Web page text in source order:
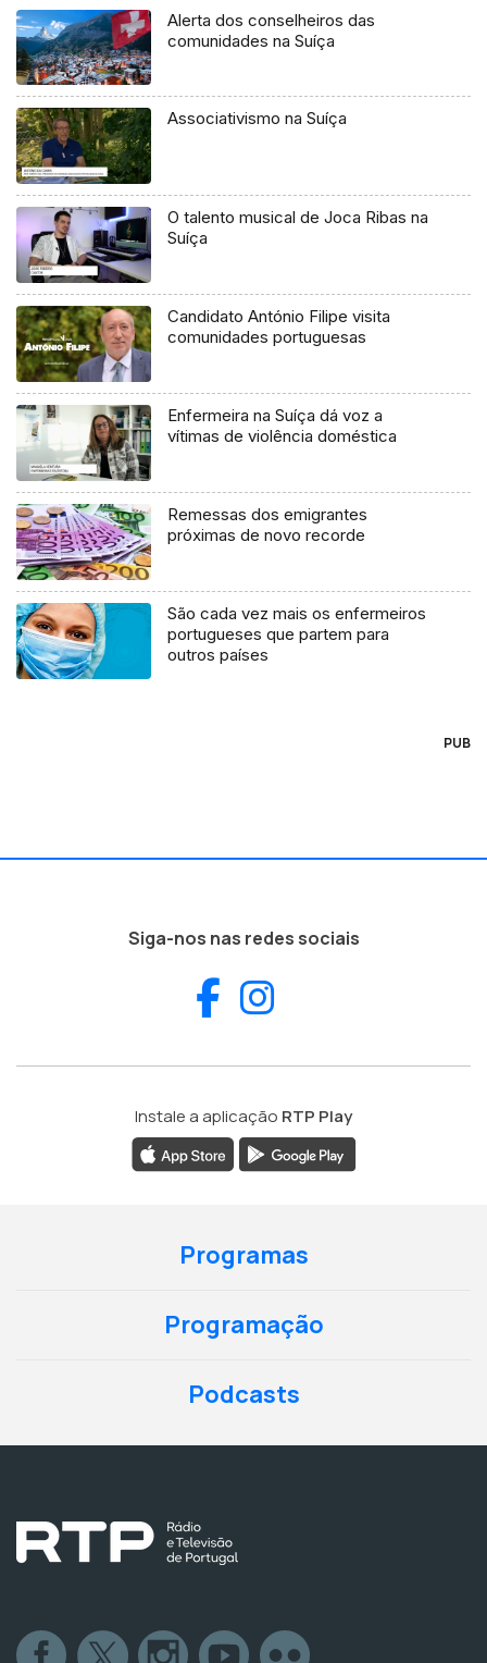
Alerta dos conselheiros das
comunidades na Suíça
Associativismo na Suíça
O talento musical de Joca Ribas na
Suíça
Candidato António Filipe visita
comunidades portuguesas
Enfermeira na Suíça dá voz a
vítimas de violência doméstica
Remessas dos emigrantes
próximas de novo recorde
São cada vez mais os enfermeiros
portugueses que partem para
outros países
PUB
Siga-nos nas redes sociais
Facebook
Instale a aplicação RTP Play
Programas
Programação
Podcasts